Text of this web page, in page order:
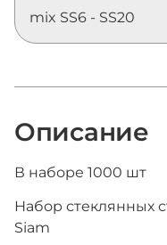
mix SS6 - SS20
Описание
В наборе 1000 шт
Набор стеклянных
Siam